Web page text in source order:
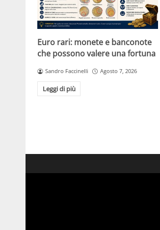
Euro rari: monete e banconote
che possono valere una fortuna
Sandro Faccinelli Agosto 7, 2026
Leggi di più